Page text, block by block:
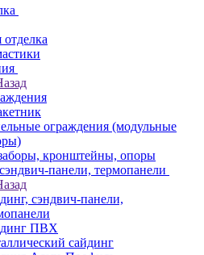
ограждения (модульные
кронштейны, опоры
панели, термопанели
сэндвич-панели,
ПВХ
сайдинг